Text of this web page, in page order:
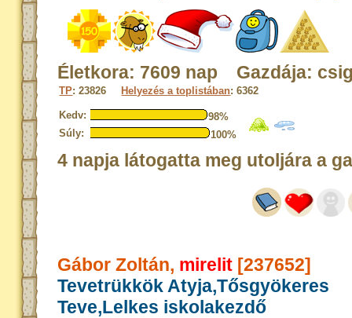
Életkora: 7609 nap Gazdája:
TP: 23826 Helyezés a toplistában: 6362
Kedv:
98%
Súly:
100%
4 napja látogatta meg utoljára a
Gábor Zoltán, mirelit [237652]
Tevetrükkök Atyja,Tősgyökeres
Teve,Lelkes iskolakezdő